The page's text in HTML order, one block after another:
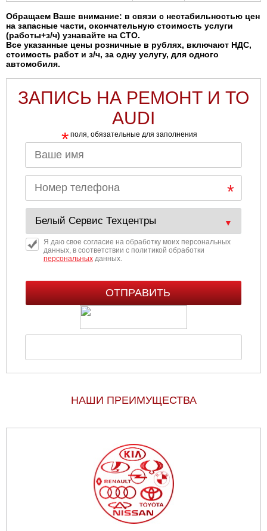
Обращаем Ваше внимание: в связи с нестабильностью цен
на запасные части, окончательную стоимость услуги
(работы+з/ч) узнавайте на СТО.
Все указанные цены розничные в рублях, включают НДС,
стоимость работ и з/ч, за одну услугу, для одного
автомобиля.
ЗАПИСЬ НА РЕМОНТ И ТО
AUDI
* поля, обязательные для заполнения
Я даю свое согласие на обработку моих персональных
данных, в соответствии с политикой обработки
персональныхданных.
НАШИ ПРЕИМУЩЕСТВА